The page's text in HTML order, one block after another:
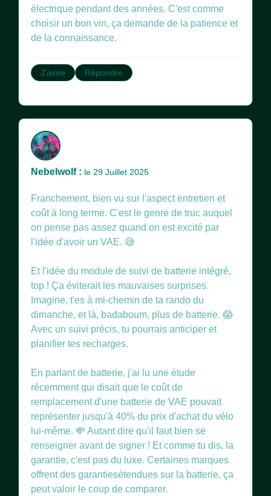
électrique pendant des années. C'est comme
choisir un bon vin, ça demande de la patience et
de la connaissance.
J'aime Répondre
Nebelwolf : le 29 Juillet 2025
Franchement, bien vu sur l'aspect entretien et
coût à long terme. C'est le genre de truc auquel
on pense pas assez quand on est excité par
l'idée d'avoir un VAE. 😅
Et l'idée du module de suivi de batterie intégré,
top ! Ça éviterait les mauvaises surprises.
Imagine, t'es à mi-chemin de ta rando du
dimanche, et là, badaboum, plus de batterie. 😱
Avec un suivi précis, tu pourrais anticiper et
planifier tes recharges.
En parlant de batterie, j'ai lu une étude
récemment qui disait que le coût de
remplacement d'une batterie de VAE pouvait
représenter jusqu'à 40% du prix d'achat du vélo
lui-même. 💸 Autant dire qu'il faut bien se
renseigner avant de signer ! Et comme tu dis, la
garantie, c'est pas du luxe. Certaines marques
offrent des garantiesétendues sur la batterie, ça
peut valoir le coup de comparer.